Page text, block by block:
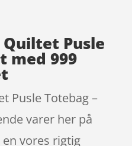
Quiltet Pusle
med 999
Pusle Totebag –
varer her på
vores rigtig